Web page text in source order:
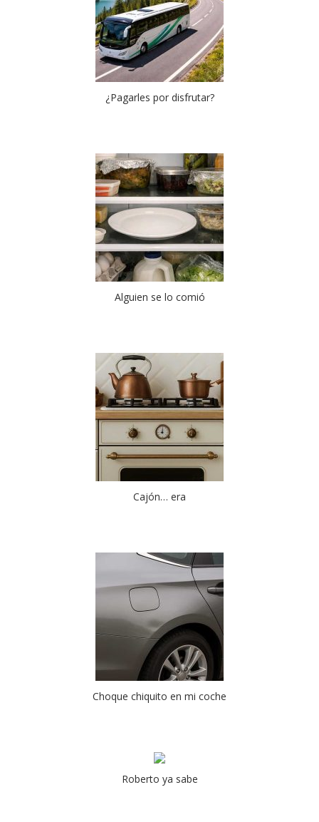
¿Pagarles por disfrutar?
Alguien se lo comió
Cajón… era
Choque chiquito en mi coche
Roberto ya sabe